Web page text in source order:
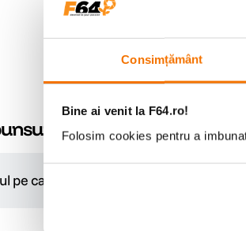
Consimțământ
Bine ai venit la F64.ro!
Folosim cookies pentru a
pe care îl cauți?